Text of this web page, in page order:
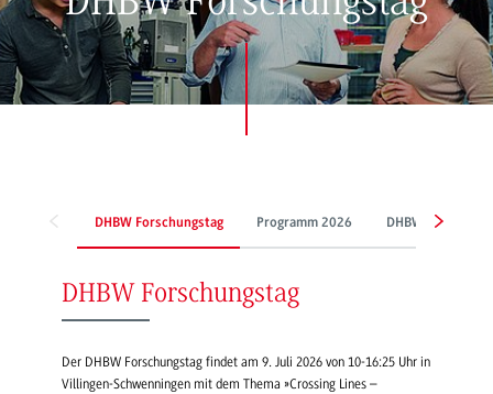
DHBW Forschungstag Programm 2026 DHBW
DHBW Forschungstag
Der DHBW Forschungstag findet am 9. Juli 2026 von 10-16:25 Uhr in
Villingen-Schwenningen mit dem Thema »Crossing Lines –